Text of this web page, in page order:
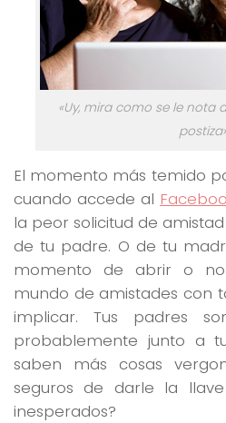
«Uy, mira como se le nota
El momento más temido
cuando accede al
la peor solicitud de
de tu padre. O de tu
momento de abrir o
mundo de amistades con
implicar. Tus padres
probablemente junto a
saben más cosas
seguros de darle la
inesperados?